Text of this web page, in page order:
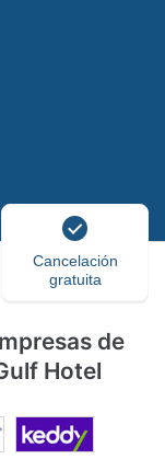
Cancelación
gratuita
de
Hotel